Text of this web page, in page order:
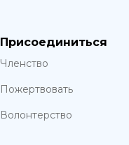
Присоединиться
Членство
Пожертвовать
Волонтерство